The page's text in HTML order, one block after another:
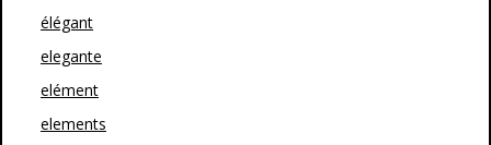
élégant
elegante
elément
elements